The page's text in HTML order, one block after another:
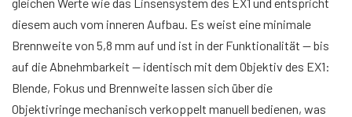
diesem auch vom inneren Aufbau. Es weist eine minimale
Brennweite von 5,8 mm auf und ist in der Funktionalität — bis
auf die Abnehmbarkeit — identisch mit dem Objektiv des EX1:
Blende, Fokus und Brennweite lassen sich über die
Objektivringe mechanisch verkoppelt manuell bedienen, was